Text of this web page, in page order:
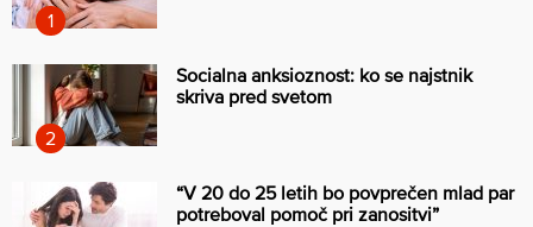
Socialna anksioznost: ko se najstnik
skriva pred svetom
“V 20 do 25 letih bo povprečen mlad par
potreboval pomoč pri zanositvi”